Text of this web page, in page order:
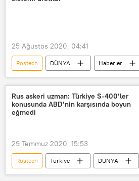
25 Ağustos 2020, 04:41
Rostech DÜNYA
Haberler
SAVUNMA
Army-2020
insansız hava aracı
Rusya
Rus askeri uzman: Türkiye S-400’ler
konusunda ABD’nin karşısında boyun
eğmedi
29 Temmuz 2020, 15:53
Rostech Türkiye
DÜNYA
Haberler
POLİTİKA
Analiz